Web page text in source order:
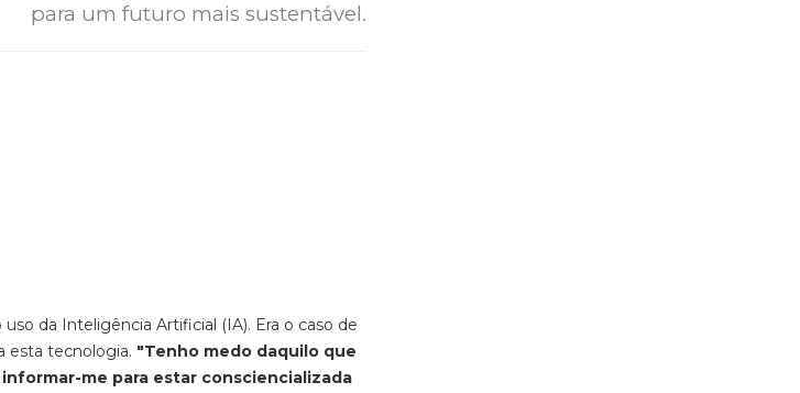
para um futuro mais sustentável.
da Inteligência Artificial (IA). Era o caso de
esta tecnologia. "Tenho medo daquilo que
me para estar consciencializada